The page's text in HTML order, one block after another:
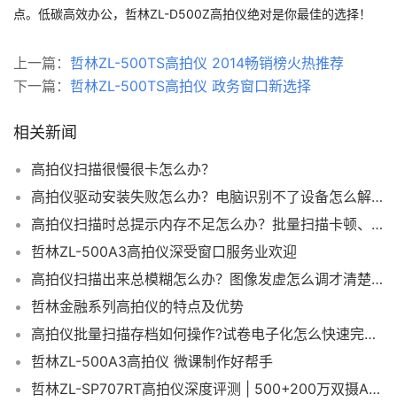
点。低碳高效办公，哲林ZL-D500Z高拍仪绝对是你最佳的选择！
上一篇： 哲林ZL-500TS高拍仪 2014畅销榜火热推荐
下一篇： 哲林ZL-500TS高拍仪 政务窗口新选择
相关新闻
高拍仪扫描很慢很卡怎么办？
高拍仪驱动安装失败怎么办？电脑识别不了设备怎么解决？
高拍仪扫描时总提示内存不足怎么办？批量扫描卡顿、死机怎么解决？
哲林ZL-500A3高拍仪深受窗口服务业欢迎
高拍仪扫描出来总模糊怎么办？图像发虚怎么调才清楚？
哲林金融系列高拍仪的特点及优势
高拍仪批量扫描存档如何操作?试卷电子化怎么快速完成?
哲林ZL-500A3高拍仪 微课制作好帮手
哲林ZL-SP707RT高拍仪深度评测 | 500+200万双摄A3幅面便携式多功能办公终端